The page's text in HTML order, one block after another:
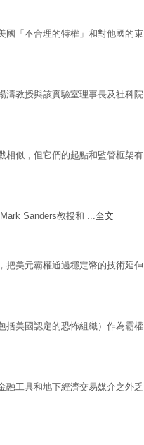
國「不合理的特權」和對他國的束
濤教授與該實驗室理事長及社科院
相似，但它們的起點和監管框架有
Sanders教授和 ...全文
把美元霸權通過穩定幣的技術延伸
括美國認定的恐怖組織）作為霸權
融工具和地下經濟交易媒介之外乏